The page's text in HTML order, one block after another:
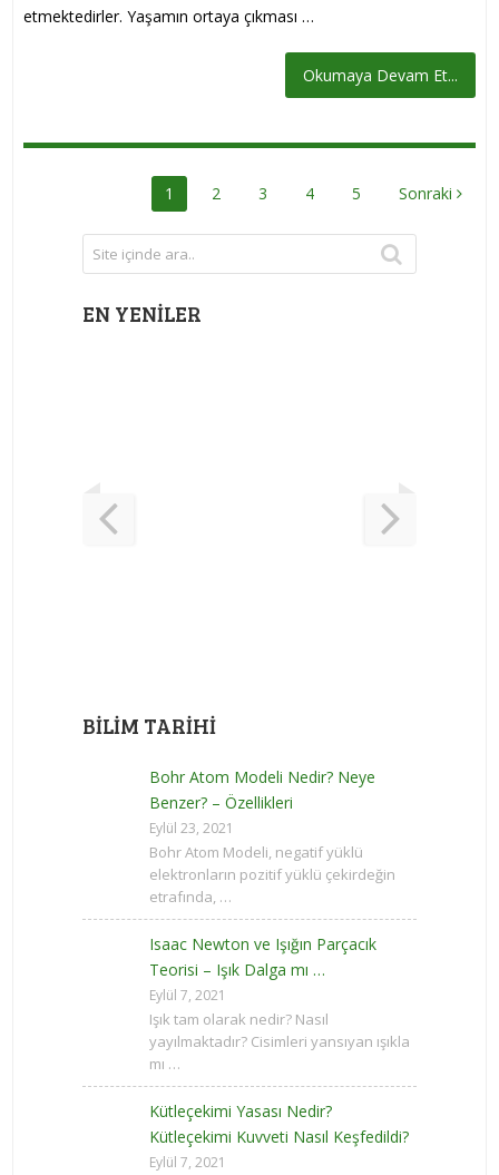
etmektedirler. Yaşamın ortaya çıkması …
Okumaya Devam Et...
DOLAŞIMI
1 2 3 4 5 Sonraki
EN YENILER
BILIM TARIHI
Bohr Atom Modeli Nedir? Neye
Benzer? – Özellikleri
Eylül 23, 2021
Bohr Atom Modeli, negatif yüklü
elektronların pozitif yüklü çekirdeğin
etrafında, …
Isaac Newton ve Işığın Parçacık
Teorisi – Işık Dalga mı …
Eylül 7, 2021
Işık tam olarak nedir? Nasıl
yayılmaktadır? Cisimleri yansıyan ışıkla
mı …
Kütleçekimi Yasası Nedir?
Kütleçekimi Kuvveti Nasıl Keşfedildi?
Eylül 7, 2021